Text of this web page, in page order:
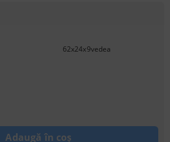
62x24x9vedea